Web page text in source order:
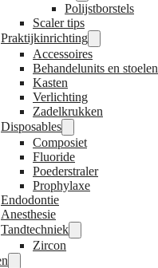
Polijstborstels
Scaler tips
Praktijkinrichting
Accessoires
Behandelunits en stoelen
Kasten
Verlichting
Zadelkrukken
Disposables
Composiet
Fluoride
Poederstraler
Prophylaxe
Endodontie
Anesthesie
Tandtechniek
Zircon